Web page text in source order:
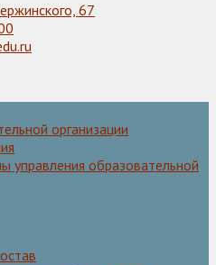
67
организации
управления образовательной